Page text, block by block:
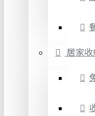
居家